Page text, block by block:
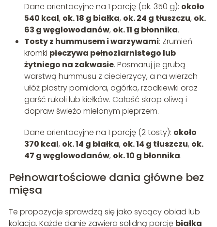
Dane orientacyjne na 1 porcję (ok. 350 g): około
540 kcal, ok. 18 g białka, ok. 24 g tłuszczu, ok.
63 g węglowodanów, ok. 11 g błonnika.
Tosty z hummusem i warzywami: Zrumień
kromki pieczywa pełnoziarnistego lub
żytniego na zakwasie. Posmaruj je grubą
warstwą hummusu z ciecierzycy, a na wierzch
ułóż plastry pomidora, ogórka, rzodkiewki oraz
garść rukoli lub kiełków. Całość skrop oliwą i
dopraw świeżo mielonym pieprzem.
Dane orientacyjne na 1 porcję (2 tosty): około
370 kcal, ok. 14 g białka, ok. 14 g tłuszczu, ok.
47 g węglowodanów, ok. 10 g błonnika.
Pełnowartościowe dania główne bez
mięsa
Te propozycje sprawdzą się jako sycący obiad lub
kolacja. Każde danie zawiera solidną porcję białka